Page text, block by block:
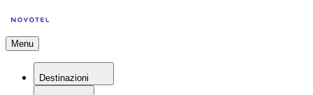
Menu
Destinazioni